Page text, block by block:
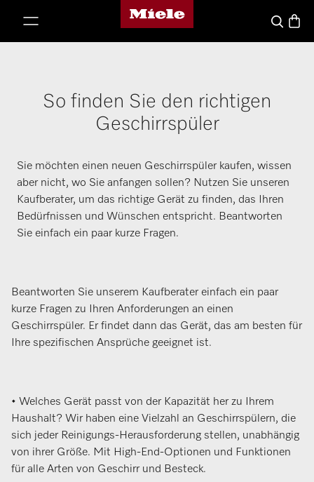
Miele-Homepage
Suche
So finden Sie den richtigen
Geschirrspüler
Sie möchten einen neuen Geschirrspüler kaufen, wissen
aber nicht, wo Sie anfangen sollen? Nutzen Sie unseren
Kaufberater, um das richtige Gerät zu finden, das Ihren
Bedürfnissen und Wünschen entspricht. Beantworten
Sie einfach ein paar kurze Fragen.
Beantworten Sie unserem Kaufberater einfach ein paar
kurze Fragen zu Ihren Anforderungen an einen
Geschirrspüler. Er findet dann das Gerät, das am besten für
Ihre spezifischen Ansprüche geeignet ist.
• Welches Gerät passt von der Kapazität her zu Ihrem
Haushalt? Wir haben eine Vielzahl an Geschirrspülern, die
sich jeder Reinigungs-Herausforderung stellen, unabhängig
von ihrer Größe. Mit High-End-Optionen und Funktionen
für alle Arten von Geschirr und Besteck.